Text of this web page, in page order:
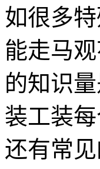
如很多
能走马
的知识
装工装
还有常